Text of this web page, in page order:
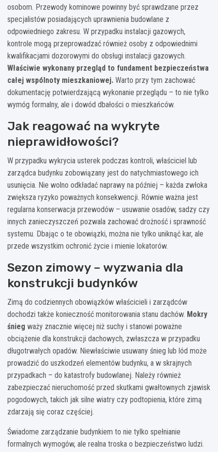
osobom. Przewody kominowe powinny być sprawdzane przez
specjalistów posiadających uprawnienia budowlane z
odpowiedniego zakresu. W przypadku instalacji gazowych,
kontrole mogą przeprowadzać również osoby z odpowiednimi
kwalifikacjami dozorowymi do obsługi instalacji gazowych.
Właściwie wykonany przegląd to fundament bezpieczeństwa
całej wspólnoty mieszkaniowej. Warto przy tym zachować
dokumentację potwierdzającą wykonanie przeglądu – to nie tylko
wymóg formalny, ale i dowód dbałości o mieszkańców.
Jak reagować na wykryte
nieprawidłowości?
W przypadku wykrycia usterek podczas kontroli, właściciel lub
zarządca budynku zobowiązany jest do natychmiastowego ich
usunięcia. Nie wolno odkładać naprawy na później – każda zwłoka
zwiększa ryzyko poważnych konsekwencji. Równie ważna jest
regularna konserwacja przewodów – usuwanie osadów, sadzy czy
innych zanieczyszczeń pozwala zachować drożność i sprawność
systemu. Dbając o te obowiązki, można nie tylko uniknąć kar, ale
przede wszystkim ochronić życie i mienie lokatorów.
Sezon zimowy – wyzwania dla
konstrukcji budynków
Zimą do codziennych obowiązków właścicieli i zarządców
dochodzi także konieczność monitorowania stanu dachów. Mokry
śnieg waży znacznie więcej niż suchy i stanowi poważne
obciążenie dla konstrukcji dachowych, zwłaszcza w przypadku
długotrwałych opadów. Niewłaściwie usuwany śnieg lub lód może
prowadzić do uszkodzeń elementów budynku, a w skrajnych
przypadkach – do katastrofy budowlanej. Należy również
zabezpieczać nieruchomość przed skutkami gwałtownych zjawisk
pogodowych, takich jak silne wiatry czy podtopienia, które zimą
zdarzają się coraz częściej.
Świadome zarządzanie budynkiem to nie tylko spełnianie
formalnych wymogów, ale realna troska o bezpieczeństwo ludzi.